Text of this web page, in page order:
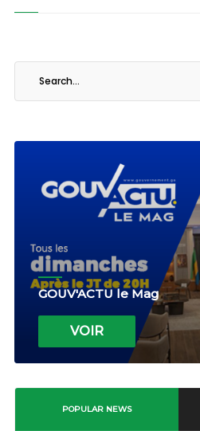
GOUV'ACTU le Mag
VOIR
POPULAR NEWS